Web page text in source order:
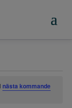
nästa kommande